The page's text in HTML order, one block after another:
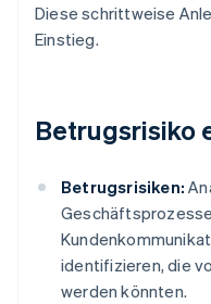
Diese schrittweise
Einstieg.
Betrugsrisiko
Betrugsrisiken:
identifizieren, die
werden könnten.